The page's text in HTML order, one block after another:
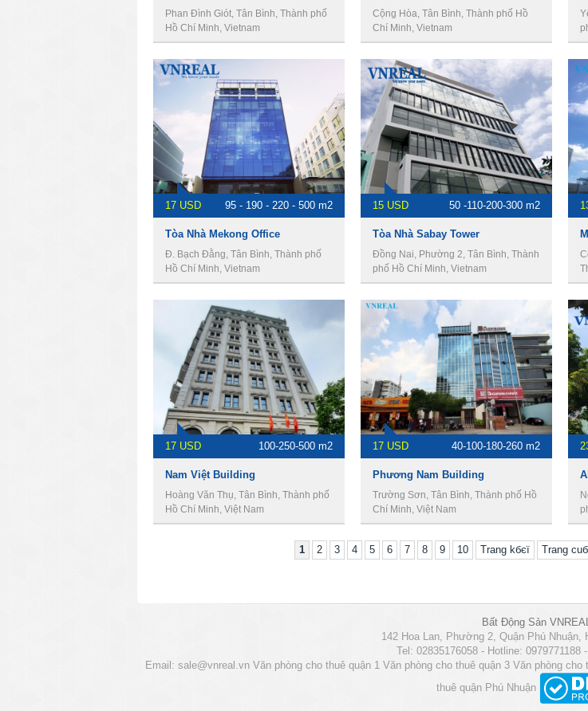
Phan Đình Giót, Tân Bình, Thành phố
Hồ Chí Minh, Vietnam
Cộng Hòa, Tân Bình, Thành phố Hồ
Chí Minh, Vietnam
17 USD 95 - 190 - 220 - 500 m2
Tòa Nhà Mekong Office
Đ. Bạch Đằng, Tân Bình, Thành phố
Hồ Chí Minh, Vietnam
15 USD 50 -110-200-300 m2
Tòa Nhà Sabay Tower
Đồng Nai, Phường 2, Tân Bình, Thành
phố Hồ Chí Minh, Vietnam
17 USD 100-250-500 m2
Nam Việt Building
Hoàng Văn Thụ, Tân Bình, Thành phố
Hồ Chí Minh, Việt Nam
17 USD 40-100-180-260 m2
Phương Nam Building
Trường Sơn, Tân Bình, Thành phố Hồ
Chí Minh, Việt Nam
1 2 3 4 5 6 7 8 9 10 Trang kбєї Trang
Bất Động Sản
142 Hoa Lan, Phường 2, Quận Phú Nhuận,
Tel: 02835176058 - Hotline: 0979771188
Email: sale@vnreal.vn Văn phòng cho thuê quận 1 Văn phòng cho thuê quận 3 Văn phòng cho
thuê quận Phú Nhuận